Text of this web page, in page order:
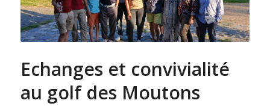
Echanges et convivialité
au golf des Moutons